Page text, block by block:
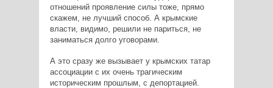
отношений проявление силы тоже, прямо
скажем, не лучший способ. А крымские
власти, видимо, решили не париться, не
заниматься долго уговорами.
А это сразу же вызывает у крымских татар
ассоциации с их очень трагическим
историческим прошлым, с депортацией.